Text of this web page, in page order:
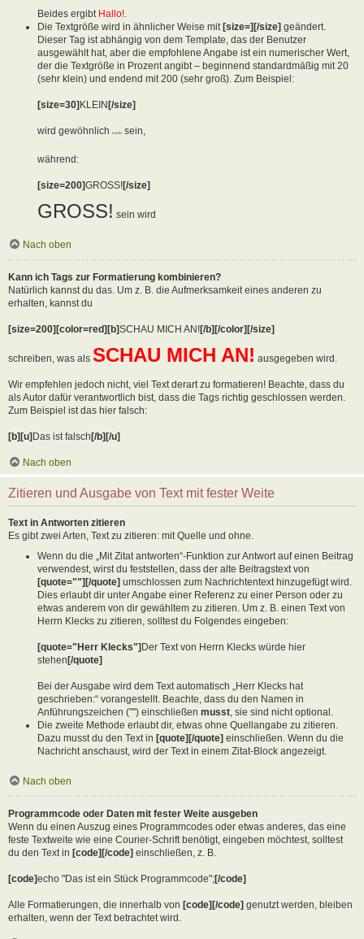
Beides ergibt Hallo!
Die Textgröße wird in ähnlicher Weise mit [size=][/size] geändert.
Dieser Tag ist abhängig von dem Template, das der Benutzer
ausgewählt hat, aber die empfohlene Angabe ist ein numerischer Wert,
der die Textgröße in Prozent angibt – beginnend standardmäßig mit 20
(sehr klein) und endend mit 200 (sehr groß). Zum Beispiel:
[size=30]KLEIN[/size]
wird gewöhnlich KLEIN sein,
während:
[size=200]GROSS![/size]
GROSS! sein wird
Nach oben
Kann ich Tags zur Formatierung kombinieren?
Natürlich kannst du das. Um z. B. die Aufmerksamkeit eines anderen zu
erhalten, kannst du
[size=200][color=red][b]SCHAU MICH AN![/b][/color][/size]
schreiben, was als SCHAU MICH AN! ausgegeben wird.
Wir empfehlen jedoch nicht, viel Text derart zu formatieren! Beachte, dass du
als Autor dafür verantwortlich bist, dass die Tags richtig geschlossen werden.
Zum Beispiel ist das hier falsch:
[b][u]Das ist falsch[/b][/u]
Nach oben
Zitieren und Ausgabe von Text mit fester Weite
Text in Antworten zitieren
Es gibt zwei Arten, Text zu zitieren: mit Quelle und ohne.
Wenn du die „Mit Zitat antworten“-Funktion zur Antwort auf einen Beitrag
verwendest, wirst du feststellen, dass der alte Beitragstext von
[quote=""][/quote] umschlossen zum Nachrichtentext hinzugefügt wird.
Dies erlaubt dir unter Angabe einer Referenz zu einer Person oder zu
etwas anderem von dir gewähltem zu zitieren. Um z. B. einen Text von
Herrn Klecks zu zitieren, solltest du Folgendes eingeben:
[quote="Herr Klecks"] Der Text von Herrn Klecks würde hier
stehen [/quote]
Bei der Ausgabe wird dem Text automatisch „Herr Klecks hat
geschrieben:“ vorangestellt. Beachte, dass du den Namen in
Anführungszeichen ("") einschließen musst, sie sind nicht optional.
Die zweite Methode erlaubt dir, etwas ohne Quellangabe zu zitieren.
Dazu musst du den Text in [quote][/quote] einschließen. Wenn du die
Nachricht anschaust, wird der Text in einem Zitat-Block angezeigt.
Nach oben
Programmcode oder Daten mit fester Weite ausgeben
Wenn du einen Auszug eines Programmcodes oder etwas anderes, das eine
feste Textweite wie eine Courier-Schrift benötigt, eingeben möchtest, solltest
du den Text in [code][/code] einschließen, z. B.
[code]echo "Das ist ein Stück Programmcode";[/code]
Alle Formatierungen, die innerhalb von [code][/code] genutzt werden, bleiben
erhalten, wenn der Text betrachtet wird.